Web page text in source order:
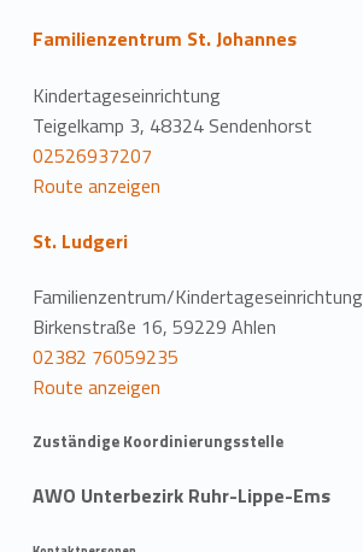
Familienzentrum St. Johannes
Kindertageseinrichtung
Teigelkamp 3, 48324 Sendenhorst
02526937207
Route anzeigen
St. Ludgeri
Familienzentrum/Kindertageseinrichtung
Birkenstraße 16, 59229 Ahlen
02382 76059235
Route anzeigen
Zuständige Koordinierungsstelle
AWO Unterbezirk Ruhr-Lippe-Ems